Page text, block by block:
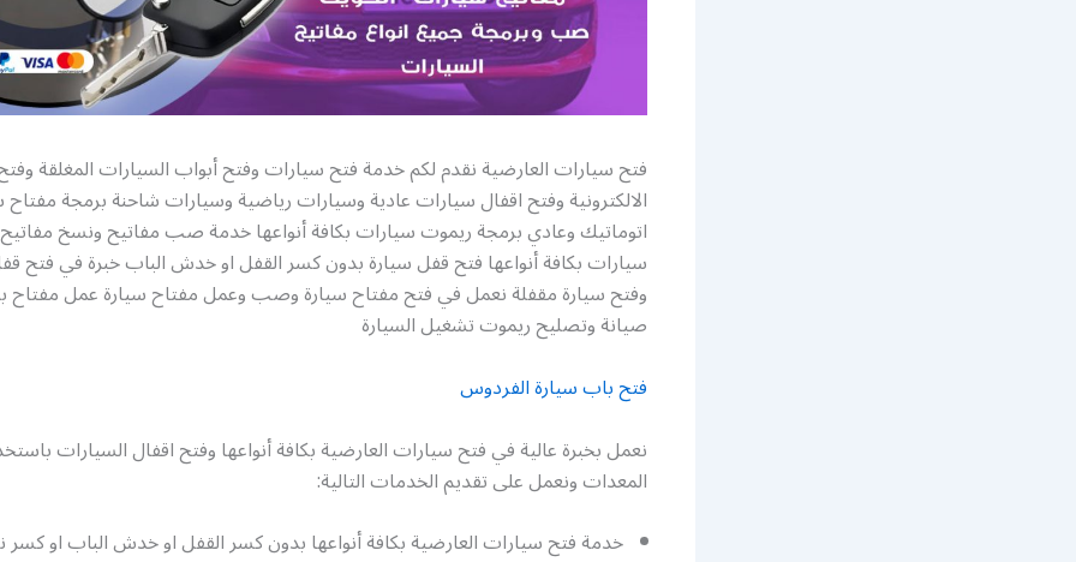
فتح سيارات العارضية نقدم لكم خدمة فتح سيارات وفتح أبواب السيارات المغلقة
الالكترونية وفتح اقفال سيارات عادية وسيارات رياضية وسيارات شاحنة برمجة
اتوماتيك وعادي برمجة ريموت سيارات بكافة أنواعها خدمة صب مفاتيح ونسخ
سيارات بكافة أنواعها فتح قفل سيارة بدون كسر القفل او خدش الباب خبرة في فتح
وفتح سيارة مقفلة نعمل في فتح مفتاح سيارة وصب وعمل مفتاح سيارة عمل مفتاح
صيانة وتصليح ريموت تشغيل السيارة
فتح باب سيارة الفردوس
نعمل بخبرة عالية في فتح سيارات العارضية بكافة أنواعها وفتح اقفال السيارات
المعدات ونعمل على تقديم الخدمات التالية:
خدمة فتح سيارات العارضية بكافة أنواعها بدون كسر القفل او خدش الباب او كسر